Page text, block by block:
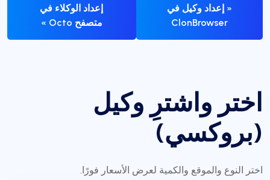
« إعداد وكيل في
ClonBrowser
إعداد الوكلاء في
متصفح Octo »
اختر واشترِ وكيل
(بروكسي)
اختر النوع والموقع والكمية لعرض الأسعار فورًا.